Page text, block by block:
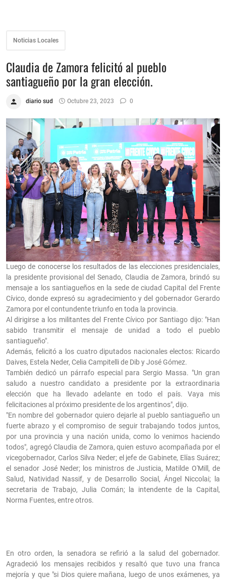
Noticias Locales
Claudia de Zamora felicitó al pueblo
santiagueño por la gran elección.
diario sud Octubre 23, 2023 0
Luego de conocerse los resultados de las elecciones presidenciales,
la presidente provisional del Senado, Claudia de Zamora, brindó su
mensaje a los santiagueños en la sede de ciudad Capital del Frente
Cívico, donde expresó su agradecimiento y del gobernador Gerardo
Zamora por el contundente triunfo en toda la provincia.
Al dirigirse a los militantes del Frente Cívico por Santiago dijo: "Han
sabido transmitir el mensaje de unidad a todo el pueblo
santiagueño".
Además, felicitó a los cuatro diputados nacionales electos: Ricardo
Daives, Estela Neder, Celia Campitelli de Dib y José Gómez.
También dedicó un párrafo especial para Sergio Massa. "Un gran
saludo a nuestro candidato a presidente por la extraordinaria
elección que ha llevado adelante en todo el país. Vaya mis
felicitaciones al próximo presidente de los argentinos", dijo.
"En nombre del gobernador quiero dejarle al pueblo santiagueño un
fuerte abrazo y el compromiso de seguir trabajando todos juntos,
por una provincia y una nación unida, como lo venimos haciendo
todos", agregó Claudia de Zamora, quien estuvo acompañada por el
vicegobernador, Carlos Silva Neder; el jefe de Gabinete, Elías Suárez;
el senador José Neder; los ministros de Justicia, Matilde O'Mill, de
Salud, Natividad Nassif, y de Desarrollo Social, Ángel Niccolai; la
secretaria de Trabajo, Julia Comán; la intendente de la Capital,
Norma Fuentes, entre otros.
En otro orden, la senadora se refirió a la salud del gobernador.
Agradeció los mensajes recibidos y resaltó que tuvo una franca
mejoría y que "si Dios quiere mañana, luego de unos exámenes, ya